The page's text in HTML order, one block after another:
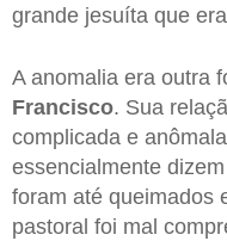
grande jesuíta que
A anomalia era outra
Francisco. Sua
complicada e
essencialmente
foram até queimados
pastoral foi mal